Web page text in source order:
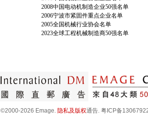
2008中国电动机制造企业50强名单
2006宁波市紧固件重点企业名单
2005全国机械行业协会名单
2023全球工程机械制造商50强名单
©2000-2026 Emage. 隐私及版权通告. 粤ICP备